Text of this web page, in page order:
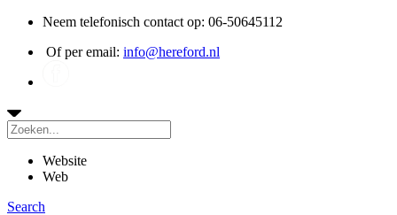
Neem telefonisch contact op: 06-50645112
Of per email: info@hereford.nl
Website
Web
Search